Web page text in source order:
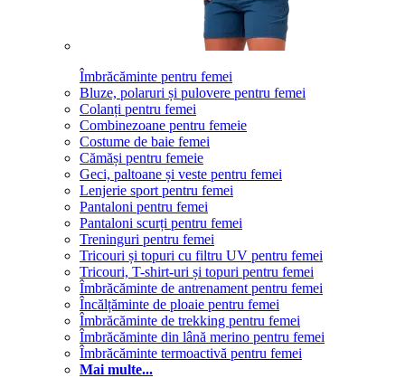
Îmbrăcăminte pentru femei
Bluze, polaruri și pulovere pentru femei
Colanți pentru femei
Combinezoane pentru femeie
Costume de baie femei
Cămăși pentru femeie
Geci, paltoane și veste pentru femei
Lenjerie sport pentru femei
Pantaloni pentru femei
Pantaloni scurți pentru femei
Treninguri pentru femei
Tricouri și topuri cu filtru UV pentru femei
Tricouri, T-shirt-uri și topuri pentru femei
Îmbrăcăminte de antrenament pentru femei
Încălțăminte de ploaie pentru femei
Îmbrăcăminte de trekking pentru femei
Îmbrăcăminte din lână merino pentru femei
Îmbrăcăminte termoactivă pentru femei
Mai multe...